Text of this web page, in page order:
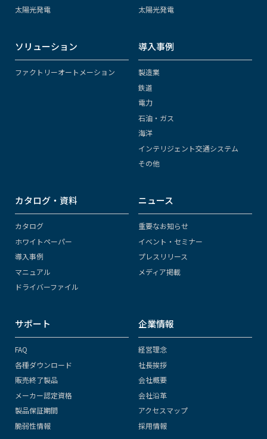
太陽光発電
太陽光発電
ソリューション
ファクトリーオートメーション
導入事例
製造業
鉄道
電力
石油・ガス
海洋
インテリジェント交通システム
その他
カタログ・資料
カタログ
ホワイトペーパー
導入事例
マニュアル
ドライバーファイル
ニュース
重要なお知らせ
イベント・セミナー
プレスリリース
メディア掲載
サポート
FAQ
各種ダウンロード
販売終了製品
メーカー認定資格
製品保証期間
脆弱性情報
企業情報
経営理念
社長挨拶
会社概要
会社沿革
アクセスマップ
採用情報